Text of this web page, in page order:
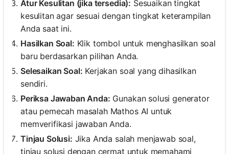
Atur Kesulitan (jika tersedia): Sesuaikan tingkat
kesulitan agar sesuai dengan tingkat keterampilan
Anda saat ini.
Hasilkan Soal: Klik tombol untuk menghasilkan soal
baru berdasarkan pilihan Anda.
Selesaikan Soal: Kerjakan soal yang dihasilkan
sendiri.
Periksa Jawaban Anda: Gunakan solusi generator
atau pemecah masalah Mathos AI untuk
memverifikasi jawaban Anda.
Tinjau Solusi: Jika Anda salah menjawab soal,
tinjau solusi dengan cermat untuk memahami